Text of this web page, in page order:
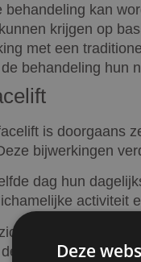
behandeling kan
krijgen op
met een
behandeling hun
is doorgaans
bijwerkingen
dag hun
activiteit
terwijl het
gebruikte
Deze